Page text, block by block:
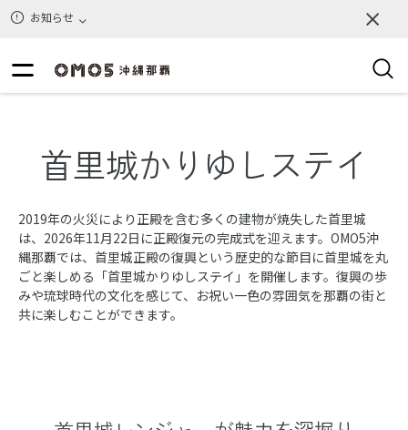
お知らせ
首里城かりゆしステイ
2019年の火災により正殿を含む多くの建物が焼失した首里城
は、2026年11月22日に正殿復元の完成式を迎えます。OMO5沖
縄那覇では、首里城正殿の復興という歴史的な節目に首里城を丸
ごと楽しめる「首里城かりゆしステイ」を開催します。復興の歩
みや琉球時代の文化を感じて、お祝い一色の雰囲気を那覇の街と
共に楽しむことができます。